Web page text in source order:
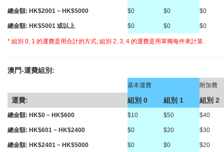
總金額: HK$2001 ~ HK$5000 $0 $0 $0
總金額: HK$5001 或以上 $0 $0 $0
* 組別 0, 1 的運費是用合計的方式; 組別 2, 3, 4 的運費是用單獨每件來計算.
澳門-運費組別:
基本運費 附加費
運費: 組別 0 組別 1 組別 2
總金額: HK$0 ~ HK$600 $10 $50 $40
總金額: HK$601 ~ HK$2400 $0 $20 $30
總金額: HK$2401 ~ HK$5000 $0 $0 $20